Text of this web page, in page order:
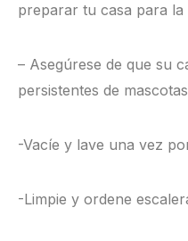
preparar tu casa para la
– Asegúrese de que su
persistentes de
-Vacíe y lave una vez
-Limpie y ordene